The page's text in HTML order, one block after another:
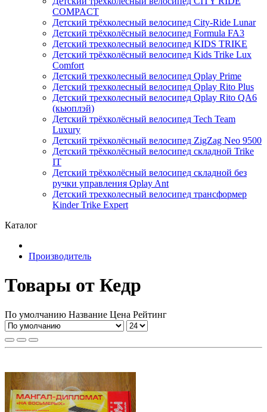
COMPACT
Детский трёхколесный велосипед City-Ride Lunar
Детский трёхколёсный велосипед Formula FA3
Детский трехколесный велосипед KIDS TRIKE
Детский трёхколёсный велосипед Kids Trike Lux
Comfort
Детский трехколесный велосипед Qplay Prime
Детский трехколесный велосипед Qplay Rito Plus
Детский трехколесный велосипед Qplay Rito QA6
(кьюплэй)
Детский трёхколёсный велосипед Tech Team
Luxury
Детский трёхколёсный велосипед ZigZag Neo 9500
Детский трёхколёсный велосипед складной Trike
IT
Детский трёхколёсный велосипед складной без
ручки управления Qplay Ant
Детский трехколесный велосипед трансформер
Kinder Trike Expert
Каталог
Производитель
Товары от Кедр
По умолчанию Название Цена Рейтинг